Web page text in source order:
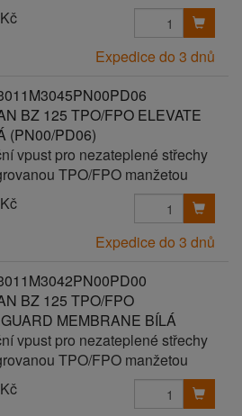
Expedice do 3 dnů
BZ 125 TPO/FPO ELEVATE
(PN00/PD06)
vpust pro nezateplené střechy
TPO/FPO manžetou
Expedice do 3 dnů
BZ 125 TPO/FPO
MEMBRANE BÍLÁ
vpust pro nezateplené střechy
TPO/FPO manžetou